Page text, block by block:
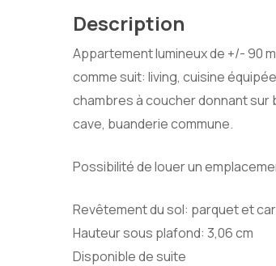
Description
Appartement lumineux de +/- 90
comme suit: living, cuisine
chambres à coucher donnant sur
cave, buanderie commune.
Possibilité de louer un
Revêtement du sol: parquet et
Hauteur sous plafond: 3,06 cm
Disponible de suite